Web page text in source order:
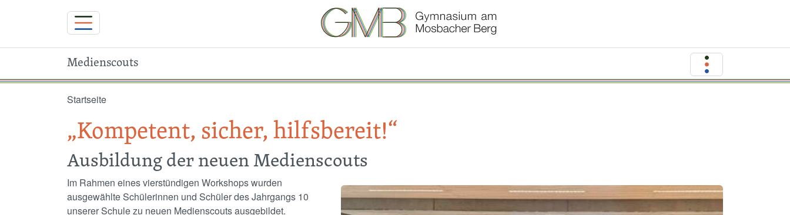
Medienscouts
Startseite
„Kompetent, sicher, hilfsbereit!“
Ausbildung der neuen Medienscouts
Image
Im Rahmen eines vierstündigen Workshops wurden
ausgewählte Schülerinnen und Schüler des Jahrgangs 10
unserer Schule zu neuen Medienscouts ausgebildet.